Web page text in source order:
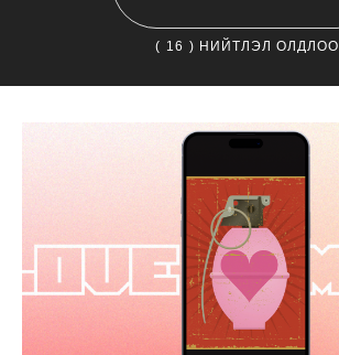
( 16 ) НИЙТЛЭЛ ОЛДЛОО